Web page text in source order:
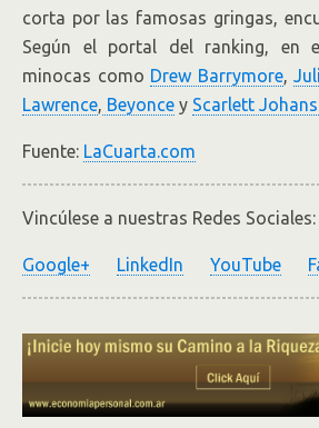
corta por las famosas gringas,
Según el portal del ranking, en
minocas como Drew Barrymore,
Lawrence, Beyonce y Scarlett
Fuente: LaCuarta.com
Vincúlese a nuestras Redes Sociales:
Google+ LinkedIn YouTube